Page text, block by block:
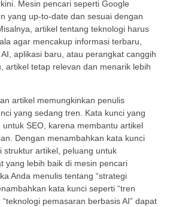
Mesin pencari seperti Google
yang up-to-date dan sesuai dengan
artikel tentang teknologi harus
agar mencakup informasi terbaru,
aplikasi baru, atau perangkat canggih
artikel tetap relevan dan menarik lebih
artikel memungkinkan penulis
yang sedang tren. Kata kunci yang
SEO, karena membantu artikel
Dengan menambahkan kata kunci
struktur artikel, peluang untuk
yang lebih baik di mesin pencari
Anda menulis tentang “strategi
kata kunci seperti “tren
pemasaran berbasis AI” dapat